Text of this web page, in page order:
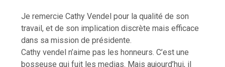
Je remercie Cathy Vendel pour la qualité de son
travail, et de son implication discrète mais efficace
dans sa mission de présidente.
Cathy vendel n’aime pas les honneurs. C’est une
bosseuse qui fuit les medias. Mais aujourd’hui, il